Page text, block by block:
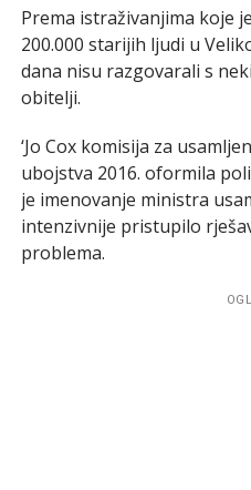
Prema istraživanjima koje
200.000 starijih ljudi u
dana nisu razgovarali s
obitelji.
‘Jo Cox komisija za
ubojstva 2016. oformila
je imenovanje ministra
intenzivnije pristupilo
problema.